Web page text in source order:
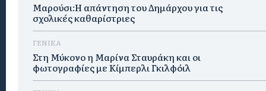
Μαρούσι:Η απάντηση του Δημάρχου για τις
σχολικές καθαρίστριες
ΓΕΝΙΚΑ
Στη Μύκονο η Μαρίνα Σταυράκη και οι
φωτογραφίες με Κίμπερλι Γκιλφόιλ